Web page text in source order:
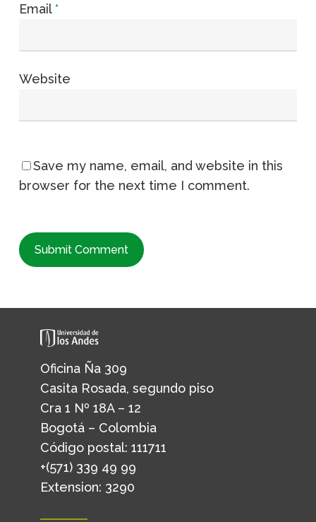
Email*
Website
Save my name, email, and website in this
browser for the next time I comment.
Oficina Ña 309
Casita Rosada, segundo piso
Cra 1 Nº 18A – 12
Bogotá – Colombia
Código postal: 111711
+(571) 339 49 99
Extension: 3290